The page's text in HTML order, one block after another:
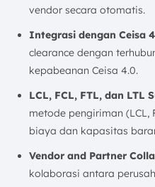
vendor secara otomatis.
Integrasi dengan Ceisa
clearance dengan
kepabeanan Ceisa 4.0.
LCL, FCL, FTL, dan LTL
metode pengiriman (LCL,
biaya dan kapasitas
Vendor and Partner
kolaborasi antara